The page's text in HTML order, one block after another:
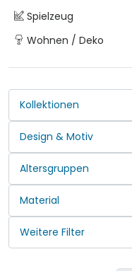
Spielzeug
Wohnen / Deko